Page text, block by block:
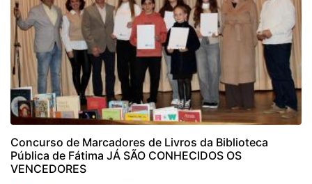
Concurso de Marcadores de Livros da Biblioteca
Pública de Fátima JÁ SÃO CONHECIDOS OS
VENCEDORES